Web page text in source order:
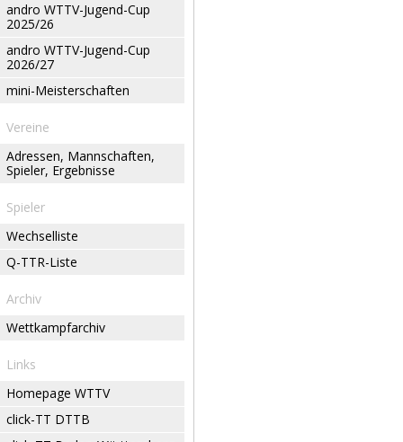
andro WTTV-Jugend-Cup
2025/26
andro WTTV-Jugend-Cup
2026/27
mini-Meisterschaften
Vereine
Adressen, Mannschaften,
Spieler, Ergebnisse
Spieler
Wechselliste
Q-TTR-Liste
Archiv
Wettkampfarchiv
Links
Homepage WTTV
click-TT DTTB